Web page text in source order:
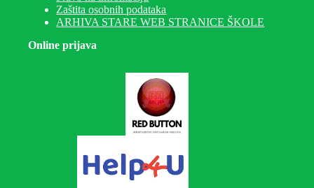
Zaštita osobnih podataka
ARHIVA STARE WEB STRANICE ŠKOLE
Online prijava